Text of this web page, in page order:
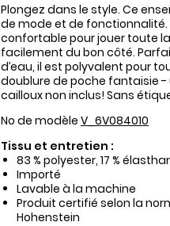
Plongez dans le style. Ce
de mode et de fonctionnalité.
confortable pour jouer toute la
facilement du bon côté.
d’eau, il est polyvalent pour
doublure de poche fantaisie
cailloux non inclus! Sans
No de modèle V_6V084010
Tissu et entretien :
83 % polyester, 17 %
Importé
Lavable à la machine
Produit certifié selon la
Hohenstein